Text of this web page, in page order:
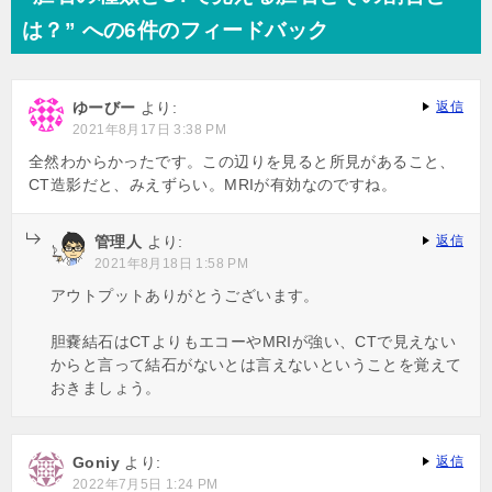
は？” への6件のフィードバック
ゆーびー より:
2021年8月17日 3:38 PM
全然わからかったです。この辺りを見ると所見があること、
CT造影だと、みえずらい。MRIが有効なのですね。
返信
管理人 より:
2021年8月18日 1:58 PM
アウトプットありがとうございます。
胆嚢結石はCTよりもエコーやMRIが強い、CTで見えない
からと言って結石がないとは言えないということを覚えて
おきましょう。
返信
Goniy より:
2022年7月5日 1:24 PM
返信